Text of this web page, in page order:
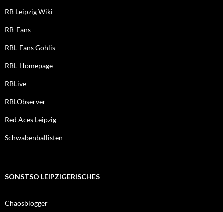
RB Leipzig Wiki
RB-Fans
RBL-Fans Gohlis
RBL-Homepage
RBLive
RBLObserver
Red Aces Leipzig
Schwabenballisten
SONSTSO LEIPZIGERISCHES
Chaosblogger